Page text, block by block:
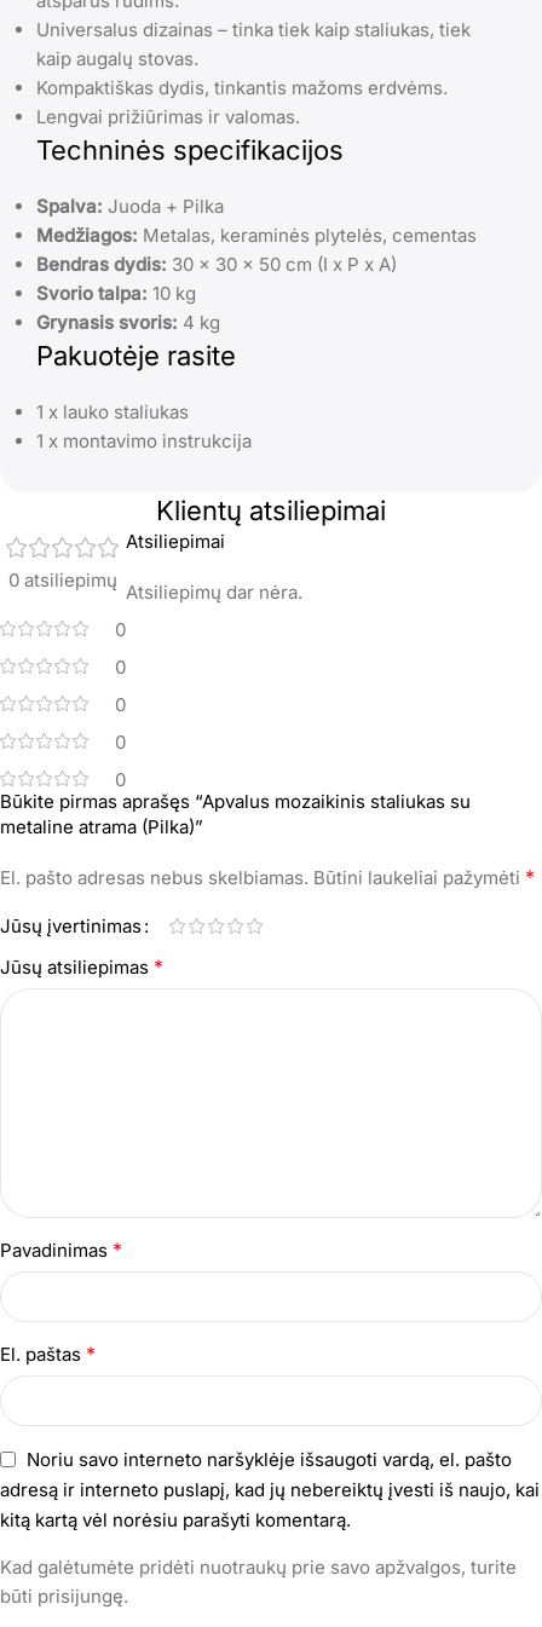
Universalus dizainas – tinka tiek kaip staliukas, tiek
kaip augalų stovas.
Kompaktiškas dydis, tinkantis mažoms erdvėms.
Lengvai prižiūrimas ir valomas.
Techninės specifikacijos
Spalva: Juoda + Pilka
Medžiagos: Metalas, keraminės plytelės, cementas
Bendras dydis: 30 x 30 x 50 cm (I x P x A)
Svorio talpa: 10 kg
Grynasis svoris: 4 kg
Pakuotėje rasite
1 x lauko staliukas
1 x montavimo instrukcija
Klientų atsiliepimai
0 atsiliepimų
0
0
0
0
0
Atsiliepimai
Atsiliepimų dar nėra.
Būkite pirmas aprašęs “Apvalus mozaikinis staliukas su
metaline atrama (Pilka)”
El. pašto adresas nebus skelbiamas. Būtini laukeliai pažymėti *
Jūsų įvertinimas
Jūsų atsiliepimas *
Pavadinimas *
El. paštas *
Noriu savo interneto naršyklėje išsaugoti vardą, el. pašto
adresą ir interneto puslapį, kad jų nebereiktų įvesti iš naujo, kai
kitą kartą vėl norėsiu parašyti komentarą.
Kad galėtumėte pridėti nuotraukų prie savo apžvalgos, turite
būti prisijungę.